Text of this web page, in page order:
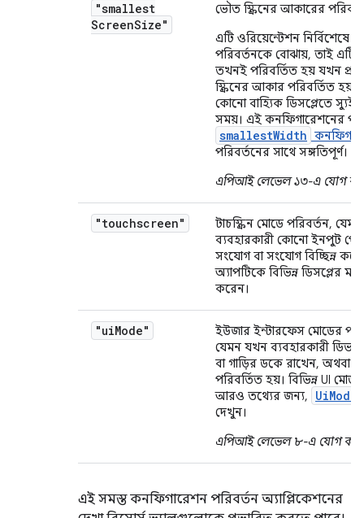
"smallest
ScreenSize"
ভৌত স্ক্রিনের আকারের
এটি ওরিয়েন্টেশন নির্বিশেষে
পরিবর্তনকে বোঝায়, তাই এটি
তখনই পরিবর্তিত হয় যখন
স্ক্রিনের আকার পরিবর্তিত হয়,
কোনো বাহ্যিক ডিসপ্লেতে
সময়। এই কনফিগারেশনের
smallestWidth
পরিবর্তনের সাথে সঙ্গতিপূর্ণ।
এপিআই লেভেল ১৩-এ যোগ
"touchscreen"
টাচস্ক্রিন মোডে পরিবর্তন,
ব্যবহারকারী কোনো ইনপুট
সংযোগ বা সংযোগ বিচ্ছিন্ন
অ্যাপটিকে বিভিন্ন ডিসপ্লের মধ্যে
করেন।
"uiMode"
ইউজার ইন্টারফেস মোডের
যেমন যখন ব্যবহারকারী
বা গাড়ির ডকে রাখেন, অথবা
পরিবর্তিত হয়। বিভিন্ন UI মোড
আরও তথ্যের জন্য,
UiMode
দেখুন।
এপিআই লেভেল ৮-এ যোগ করা
এই সমস্ত কনফিগারেশন পরিবর্তন অ্যাপ্লিকেশনের